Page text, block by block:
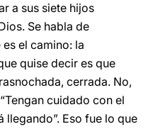
a sus siete hijos
Se habla de
es el camino: la
quise decir es que
cerrada. No,
cuidado con el
llegando”. Eso fue lo que